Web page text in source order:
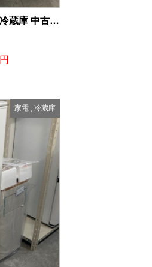
TOSHIBA 2023年製 153L 冷凍冷蔵庫 中古品販売
円
家電 ,冷蔵庫